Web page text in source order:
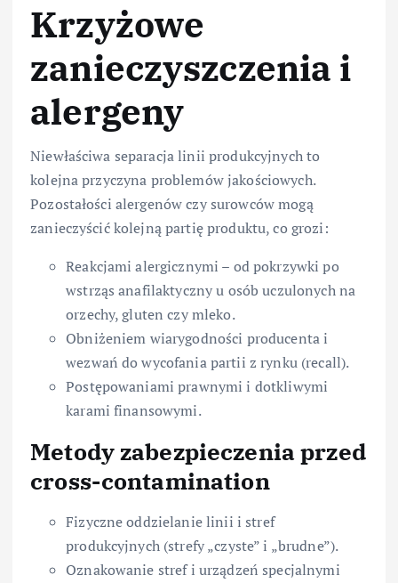
Krzyżowe
zanieczyszczenia i
alergeny
Niewłaściwa separacja linii produkcyjnych to
kolejna przyczyna problemów jakościowych.
Pozostałości alergenów czy surowców mogą
zanieczyścić kolejną partię produktu, co grozi:
Reakcjami alergicznymi – od pokrzywki po
wstrząs anafilaktyczny u osób uczulonych na
orzechy, gluten czy mleko.
Obniżeniem wiarygodności producenta i
wezwań do wycofania partii z rynku (recall).
Postępowaniami prawnymi i dotkliwymi
karami finansowymi.
Metody zabezpieczenia przed
cross-contamination
Fizyczne oddzielanie linii i stref
produkcyjnych (strefy „czyste” i „brudne”).
Oznakowanie stref i urządzeń specjalnymi